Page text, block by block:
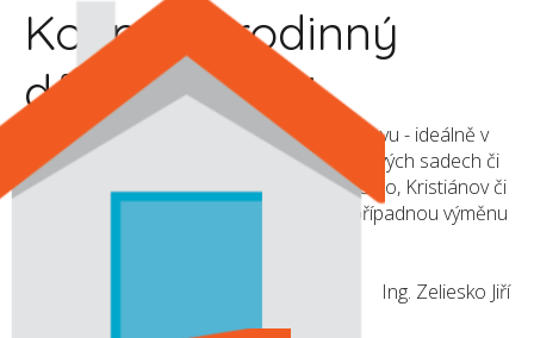
Koupíme rodinný
dům v Liberci
Zajímala by nás koupě domu v dobrém stavu - ideálně v
Ruprechticích (v okolí Horské) nebo v Lidových sadech či
v jejich bezprostředním okolí (tj. Staré Město, Kristiánov či
Starý Harcov). Zvažovali bychom i jeho případnou výměnu
Ing. Zeliesko Jiří